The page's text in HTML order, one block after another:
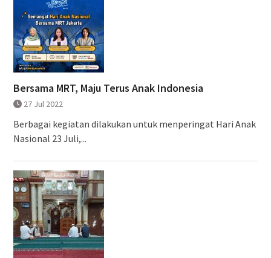
Bersama MRT, Maju Terus Anak Indonesia
27 Jul 2022
Berbagai kegiatan dilakukan untuk menperingat Hari Anak
Nasional 23 Juli,...